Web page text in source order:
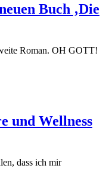
Buch ‚Die
Roman. OH GOTT!
und Wellness
dass ich mir